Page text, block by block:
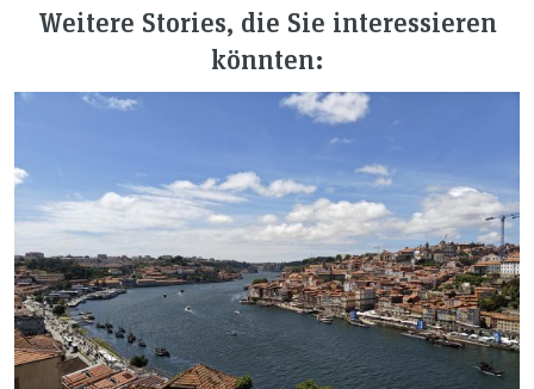
Weitere Stories, die Sie interessieren
könnten: